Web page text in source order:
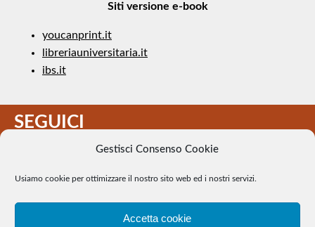
Gestisci Consenso Cookie
Usiamo cookie per ottimizzare il nostro sito web ed i nostri servizi.
Accetta cookie
Siti versione e-book
youcanprint.it
libreriauniversitaria.it
ibs.it
SEGUICI